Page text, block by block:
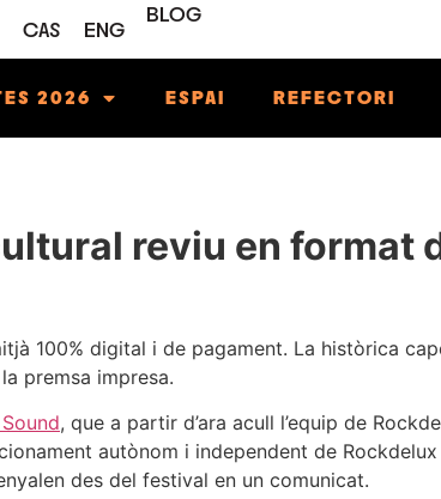
CAS ENG
BLOG
2026 ESPAI REFECTORI
reviu en format
100% digital i de pagament. La històrica
premsa impresa.
, que a partir d’ara acull l’equip de
autònom i independent de
des del festival en un comunicat.